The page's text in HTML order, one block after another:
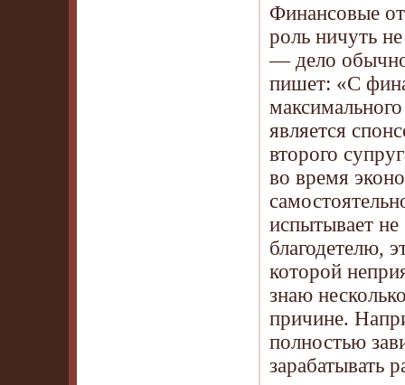
Финансовые
роль ничуть
— дело
пишет: «С
является
второго
во время
испытывает
благодетелю,
которой
знаю
причине.
полностью
зарабатывать